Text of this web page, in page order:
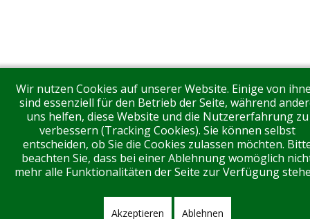
Wir nutzen Cookies auf unserer Website. Einige von
sind essenziell für den Betrieb der Seite, während
uns helfen, diese Website und die Nutzererfahrung zu
verbessern (Tracking Cookies). Sie können selbst
entscheiden, ob Sie die Cookies zulassen möchten.
beachten Sie, dass bei einer Ablehnung womöglich
mehr alle Funktionalitäten der Seite zur Verfügung
Akzeptieren Ablehnen